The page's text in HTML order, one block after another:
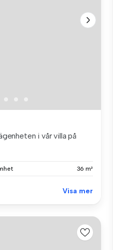
i vår villa på
36 m²
Visa mer